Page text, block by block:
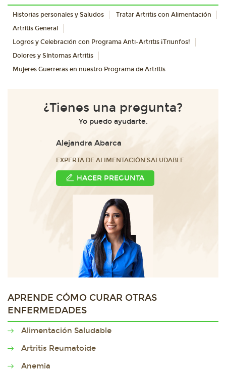
Historias personales y Saludos
Tratar Artritis con Alimentación
Artritis General
Logros y Celebración con Programa Anti-Artritis ¡Triunfos!
Dolores y Síntomas Artritis
Mujeres Guerreras en nuestro Programa de Artritis
¿Tienes una pregunta?
Yo puedo ayudarte.
Alejandra Abarca
EXPERTA DE ALIMENTACIÓN SALUDABLE.
HACER PREGUNTA
APRENDE CÓMO CURAR OTRAS
ENFERMEDADES
Alimentación Saludable
Artritis Reumatoide
Anemia